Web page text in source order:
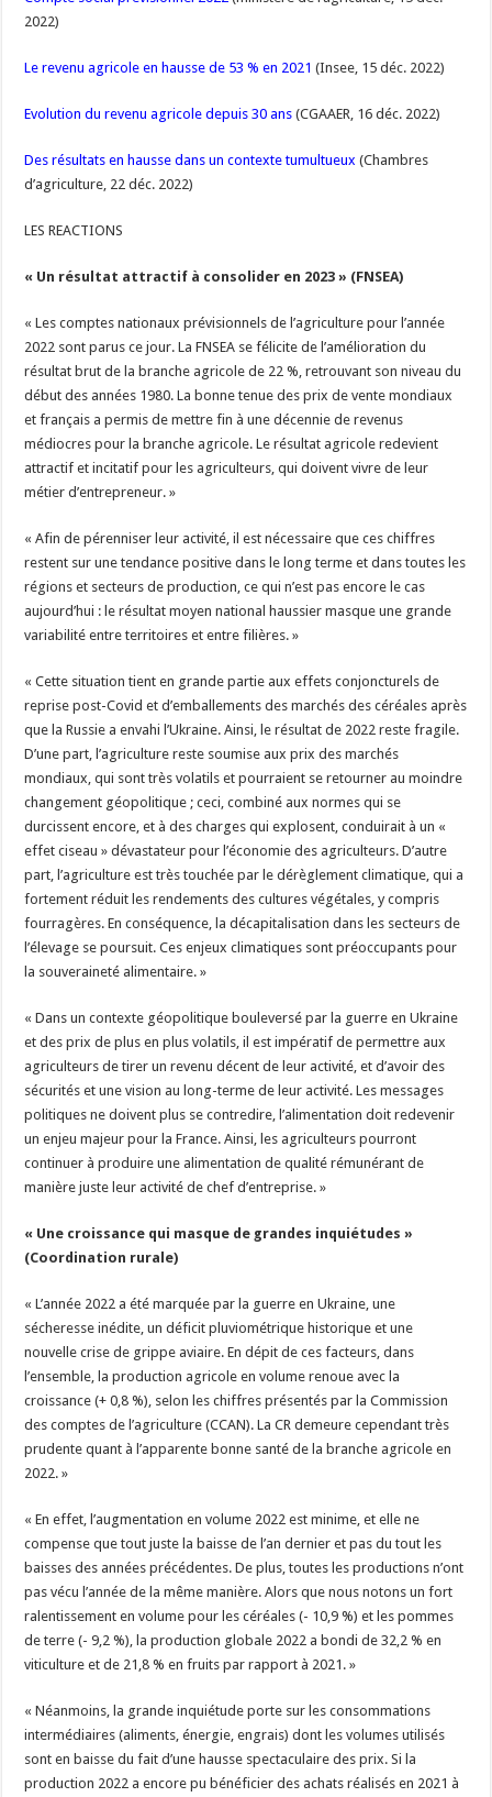
2022)
Le revenu agricole en hausse de 53 % en 2021 (Insee, 15 déc. 2022)
Evolution du revenu agricole depuis 30 ans (CGAAER, 16 déc. 2022)
Des résultats en hausse dans un contexte tumultueux (Chambres
d’agriculture, 22 déc. 2022)
LES REACTIONS
« Un résultat attractif à consolider en 2023 » (FNSEA)
« Les comptes nationaux prévisionnels de l’agriculture pour l’année
2022 sont parus ce jour. La FNSEA se félicite de l’amélioration du
résultat brut de la branche agricole de 22 %, retrouvant son niveau du
début des années 1980. La bonne tenue des prix de vente mondiaux
et français a permis de mettre fin à une décennie de revenus
médiocres pour la branche agricole. Le résultat agricole redevient
attractif et incitatif pour les agriculteurs, qui doivent vivre de leur
métier d’entrepreneur. »
« Afin de pérenniser leur activité, il est nécessaire que ces chiffres
restent sur une tendance positive dans le long terme et dans toutes les
régions et secteurs de production, ce qui n’est pas encore le cas
aujourd’hui : le résultat moyen national haussier masque une grande
variabilité entre territoires et entre filières. »
« Cette situation tient en grande partie aux effets conjoncturels de
reprise post-Covid et d’emballements des marchés des céréales après
que la Russie a envahi l’Ukraine. Ainsi, le résultat de 2022 reste fragile.
D’une part, l’agriculture reste soumise aux prix des marchés
mondiaux, qui sont très volatils et pourraient se retourner au moindre
changement géopolitique ; ceci, combiné aux normes qui se
durcissent encore, et à des charges qui explosent, conduirait à un «
effet ciseau » dévastateur pour l’économie des agriculteurs. D’autre
part, l’agriculture est très touchée par le dérèglement climatique, qui a
fortement réduit les rendements des cultures végétales, y compris
fourragères. En conséquence, la décapitalisation dans les secteurs de
l’élevage se poursuit. Ces enjeux climatiques sont préoccupants pour
la souveraineté alimentaire. »
« Dans un contexte géopolitique bouleversé par la guerre en Ukraine
et des prix de plus en plus volatils, il est impératif de permettre aux
agriculteurs de tirer un revenu décent de leur activité, et d’avoir des
sécurités et une vision au long-terme de leur activité. Les messages
politiques ne doivent plus se contredire, l’alimentation doit redevenir
un enjeu majeur pour la France. Ainsi, les agriculteurs pourront
continuer à produire une alimentation de qualité rémunérant de
manière juste leur activité de chef d’entreprise. »
« Une croissance qui masque de grandes inquiétudes »
(Coordination rurale)
« L’année 2022 a été marquée par la guerre en Ukraine, une
sécheresse inédite, un déficit pluviométrique historique et une
nouvelle crise de grippe aviaire. En dépit de ces facteurs, dans
l’ensemble, la production agricole en volume renoue avec la
croissance (+ 0,8 %), selon les chiffres présentés par la Commission
des comptes de l’agriculture (CCAN). La CR demeure cependant très
prudente quant à l’apparente bonne santé de la branche agricole en
2022. »
« En effet, l’augmentation en volume 2022 est minime, et elle ne
compense que tout juste la baisse de l’an dernier et pas du tout les
baisses des années précédentes. De plus, toutes les productions n’ont
pas vécu l’année de la même manière. Alors que nous notons un fort
ralentissement en volume pour les céréales (- 10,9 %) et les pommes
de terre (- 9,2 %), la production globale 2022 a bondi de 32,2 % en
viticulture et de 21,8 % en fruits par rapport à 2021. »
« Néanmoins, la grande inquiétude porte sur les consommations
intermédiaires (aliments, énergie, engrais) dont les volumes utilisés
sont en baisse du fait d’une hausse spectaculaire des prix. Si la
production 2022 a encore pu bénéficier des achats réalisés en 2021 à